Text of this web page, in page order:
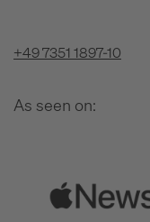
+49 7351 1897-10
As seen on: